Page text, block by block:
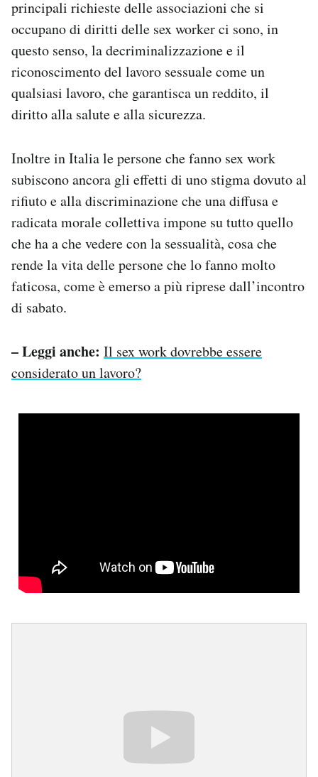
principali richieste delle associazioni che si
occupano di diritti delle sex worker ci sono, in
questo senso, la decriminalizzazione e il
riconoscimento del lavoro sessuale come un
qualsiasi lavoro, che garantisca un reddito, il
diritto alla salute e alla sicurezza.
Inoltre in Italia le persone che fanno sex work
subiscono ancora gli effetti di uno stigma dovuto al
rifiuto e alla discriminazione che una diffusa e
radicata morale collettiva impone su tutto quello
che ha a che vedere con la sessualità, cosa che
rende la vita delle persone che lo fanno molto
faticosa, come è emerso a più riprese dall’incontro
di sabato.
– Leggi anche: Il sex work dovrebbe essere
considerato un lavoro?